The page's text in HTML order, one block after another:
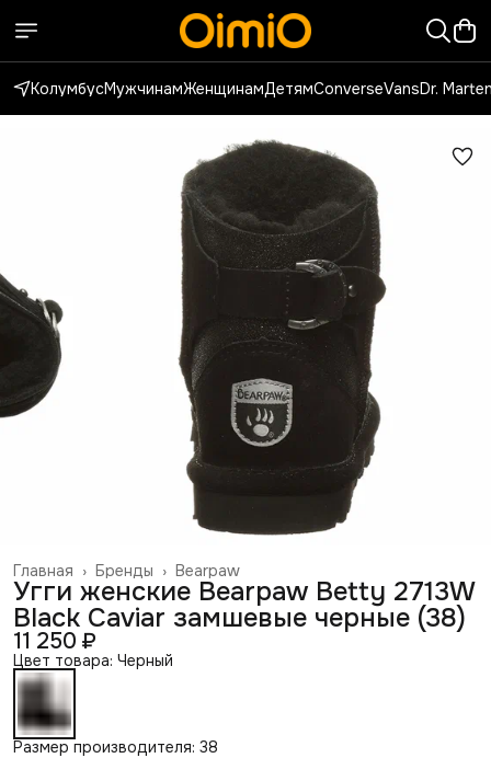
КолумбусМужчинамЖенщинамДетямConverseVansDr.
Bearpaw
Бренды ›
Главная ›
Угги женские Bearpaw Betty 2713W
Black Caviar замшевые черные (38)
11 250 ₽
Цвет товара: Черный
Размер производителя: 38